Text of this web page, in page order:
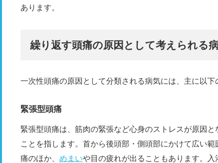
あります。
繰り返す頭痛の原因として考えられる
一次性頭痛の原因として分類される病気には、主に以
緊張型頭痛
緊張型頭痛は、筋肉の緊張など心身のストレスが原因
ことを指します。首から後頭部・側頭部にかけて広い
痛のほか、 めまいや目の疲れが出ることもあります。